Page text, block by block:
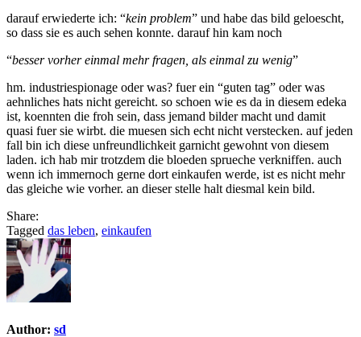
darauf erwiederte ich: “kein problem” und habe das bild geloescht,
so dass sie es auch sehen konnte. darauf hin kam noch
“besser vorher einmal mehr fragen, als einmal zu wenig”
hm. industriespionage oder was? fuer ein “guten tag” oder was
aehnliches hats nicht gereicht. so schoen wie es da in diesem edeka
ist, koennten die froh sein, dass jemand bilder macht und damit
quasi fuer sie wirbt. die muesen sich echt nicht verstecken. auf jeden
fall bin ich diese unfreundlichkeit garnicht gewohnt von diesem
laden. ich hab mir trotzdem die bloeden sprueche verkniffen. auch
wenn ich immernoch gerne dort einkaufen werde, ist es nicht mehr
das gleiche wie vorher. an dieser stelle halt diesmal kein bild.
Share:
Tagged das leben, einkaufen
Author: sd